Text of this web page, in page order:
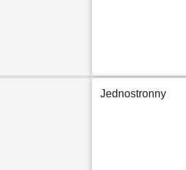
Jednostronny